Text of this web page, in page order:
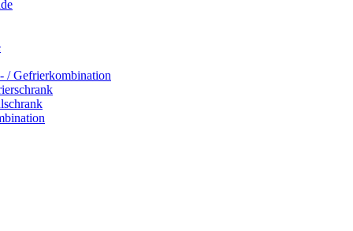
/ Gefrierkombination